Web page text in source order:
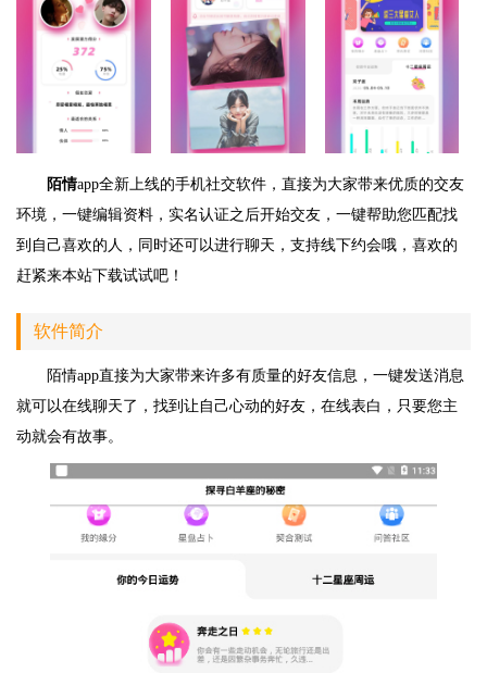
陌情app全新上线的手机社交软件，直接为大家带来优质的交友
环境，一键编辑资料，实名认证之后开始交友，一键帮助您匹配找
到自己喜欢的人，同时还可以进行聊天，支持线下约会哦，喜欢的
赶紧来本站下载试试吧！
软件简介
陌情app直接为大家带来许多有质量的好友信息，一键发送消息
就可以在线聊天了，找到让自己心动的好友，在线表白，只要您主
动就会有故事。